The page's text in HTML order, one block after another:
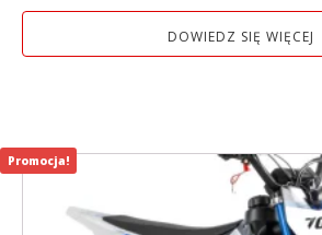
DOWIEDZ SIĘ WIĘCEJ
Promocja!